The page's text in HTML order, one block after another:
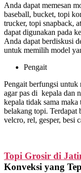
Anda dapat memesan
baseball, bucket, topi
trucker, topi snapback,
dapat digunakan pada
Anda dapat berdiskusi
untuk memilih model
Pengait
Pengait berfungsi untuk
agar pas di kepala dan
kepala tidak sama
belakang topi. Terdapat
velcro, rel, gesper, besi
Topi Grosir di
Konveksi yang